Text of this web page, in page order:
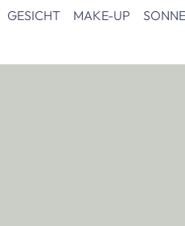
GESICHT MAKE-UP SONNE